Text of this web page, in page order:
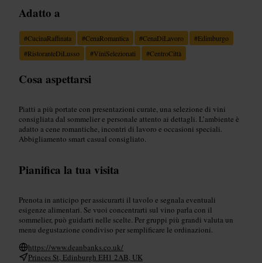
Adatto a
#CucinaRaffinata #CenaRomantica #CenaDiLavoro #Edimburgo
#RistoranteDiLusso #ViniSelezionati #CentroCittà
Cosa aspettarsi
Piatti a più portate con presentazioni curate, una selezione di vini
consigliata dal sommelier e personale attento ai dettagli. L’ambiente è
adatto a cene romantiche, incontri di lavoro e occasioni speciali.
Abbigliamento smart casual consigliato.
Pianifica la tua visita
Prenota in anticipo per assicurarti il tavolo e segnala eventuali
esigenze alimentari. Se vuoi concentrarti sul vino parla con il
sommelier, può guidarti nelle scelte. Per gruppi più grandi valuta un
menu degustazione condiviso per semplificare le ordinazioni.
https://www.deanbanks.co.uk/
Princes St, Edinburgh EH1 2AB, UK